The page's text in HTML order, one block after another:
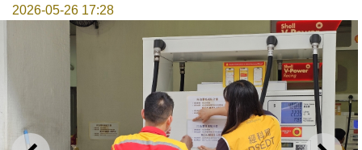
2026-05-26 17:28